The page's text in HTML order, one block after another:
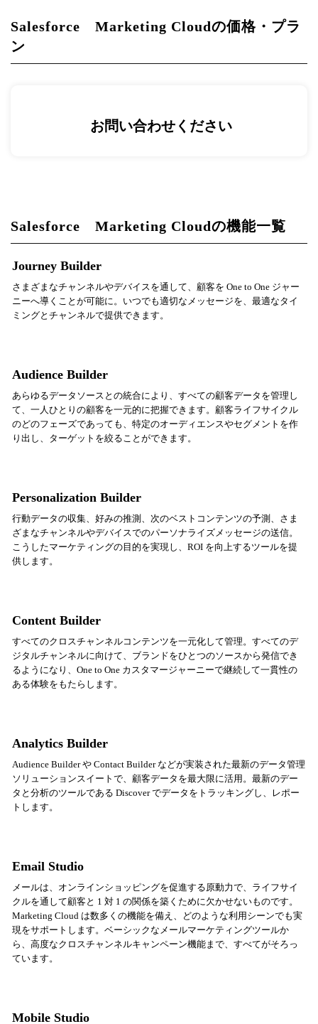
Salesforce Marketing Cloudの価格・プラ
ン
お問い合わせください
Salesforce Marketing Cloudの機能一覧
Journey Builder
さまざまなチャンネルやデバイスを通して、顧客を One to One ジャー
ニーへ導くことが可能に。いつでも適切なメッセージを、最適なタイ
ミングとチャンネルで提供できます。
Audience Builder
あらゆるデータソースとの統合により、すべての顧客データを管理し
て、一人ひとりの顧客を一元的に把握できます。顧客ライフサイクル
のどのフェーズであっても、特定のオーディエンスやセグメントを作
り出し、ターゲットを絞ることができます。
Personalization Builder
行動データの収集、好みの推測、次のベストコンテンツの予測、さま
ざまなチャンネルやデバイスでのパーソナライズメッセージの送信。
こうしたマーケティングの目的を実現し、ROI を向上するツールを提
供します。
Content Builder
すべてのクロスチャンネルコンテンツを一元化して管理。すべてのデ
ジタルチャンネルに向けて、ブランドをひとつのソースから発信でき
るようになり、One to One カスタマージャーニーで継続して一貫性の
ある体験をもたらします。
Analytics Builder
Audience Builder や Contact Builder などが実装された最新のデータ管理
ソリューションスイートで、顧客データを最大限に活用。最新のデー
タと分析のツールである Discover でデータをトラッキングし、レポー
トします。
Email Studio
メールは、オンラインショッピングを促進する原動力で、ライフサイ
クルを通して顧客と 1 対 1 の関係を築くために欠かせないものです。
Marketing Cloud は数多くの機能を備え、どのような利用シーンでも実
現をサポートします。ベーシックなメールマーケティングツールか
ら、高度なクロスチャンネルキャンペーン機能まで、すべてがそろっ
ています。
Mobile Studio